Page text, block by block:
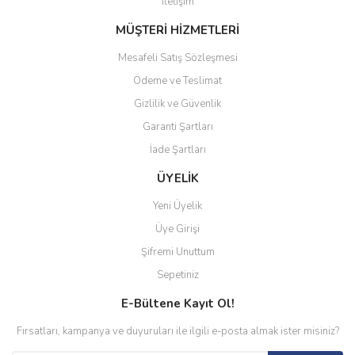
MÜŞTERİ HİZMETLERİ
Mesafeli Satış Sözleşmesi
Ödeme ve Teslimat
Gizlilik ve Güvenlik
Garanti Şartları
İade Şartları
ÜYELİK
Yeni Üyelik
Üye Girişi
Şifremi Unuttum
Sepetiniz
E-Bültene Kayıt Ol!
Fırsatları, kampanya ve duyuruları ile ilgili e-posta almak ister misiniz?